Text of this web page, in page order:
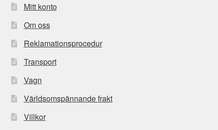
Mitt konto
Om oss
Reklamationsprocedur
Transport
Vagn
Världsomspännande frakt
Villkor